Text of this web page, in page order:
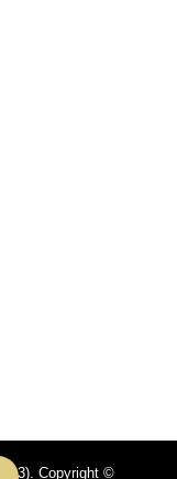
Copyright ©